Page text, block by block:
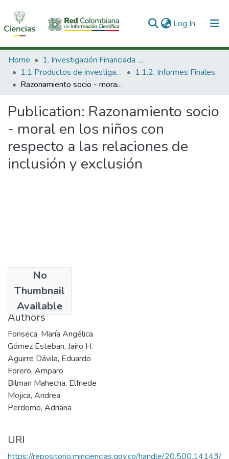
Log In (current)
Communities & Collections
All of DSpace
Home
1. Investigación Financiada con Recursos Públicos
1.1 Productos de investigación
1.1.2. Informes Finales
Razonamiento socio - moral en los niños con respecto a las relaciones de inclusión y exclusión
Publication: Razonamiento socio
- moral en los niños con
respecto a las relaciones de
inclusión y exclusión
No
Thumbnail
Available
2005
Authors
Fonseca, María Angélica
Gómez Esteban, Jairo H.
Aguirre Dávila, Eduardo
Forero, Amparo
Bilman Mahecha, Elfriede
Mojica, Andrea
Perdomo, Adriana
URI
https://repositorio.minciencias.gov.co/handle/20.500.14143/